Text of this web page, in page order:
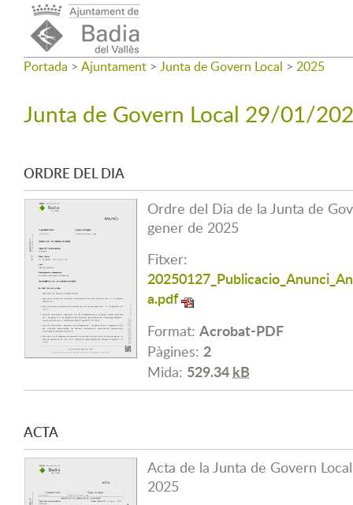
Portada > Ajuntament > Junta de Govern Local > 2025
Junta de Govern Local 29/01/
ORDRE DEL DIA
Ordre del Dia de la Junta de
gener de 2025
Fitxer:
a.pdf
Format: Acrobat-PDF
Pàgines: 2
Mida: 529.34kB
ACTA
Acta de la Junta de Govern
2025